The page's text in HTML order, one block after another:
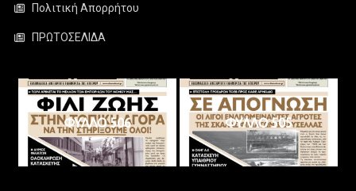
Πολιτική Απορρήτου
ΠΡΩΤΟΣΕΛΙΔΑ
ΦΥΛΛΟ 506 ΦΥΛΛΟ 505